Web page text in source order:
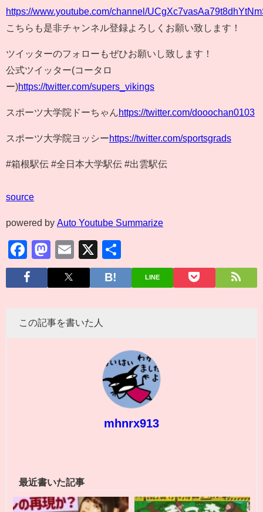
https://www.youtube.com/channel/
こちらも是非チャンネル登録よろしくお願い致します！
ツイッターのフォローもぜひお願いし致します！
公式ツイッター(コータロ
ー)https://twitter.com/supers_vikings
スポーツ大学院ドーちゃん https://twitter.com/dooochan0103
スポーツ大学院ヨッシーhttps://twitter.com/sportsgrads
#箱根駅伝 #全日本大学駅伝 #出雲駅伝
source
powered by Auto Youtube Summarize
Facebook
Mastodon
Email
X
有
LINE
この記事を書いた人
mhnrx913
最近書いた記事